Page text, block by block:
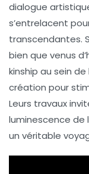
dialogue
s’entrelacent
transcendantes.
bien que venus
kinship au sein
création pour
Leurs travaux
luminescence de
un véritable